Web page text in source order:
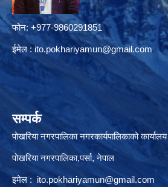
फोन: +977-9860291851
ईमेल :ito.pokhariyamun@gmail.com
सम्पर्क
पोखरिया नगरपालिका नगरकार्यपालिकाको कार्यालय
पोखरिया नगरपालिका,पर्सा, नेपाल
इमेल : ito.pokhariyamun@gmail.com